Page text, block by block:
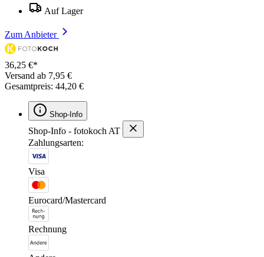
Auf Lager
Zum Anbieter
36,25 €*
Versand ab 7,95 €
Gesamtpreis: 44,20 €
Shop-Info
Shop-Info - fotokoch AT
Zahlungsarten:
Visa
Eurocard/Mastercard
Rechnung